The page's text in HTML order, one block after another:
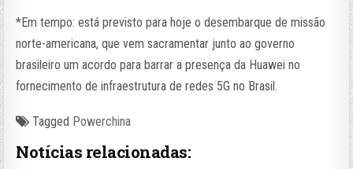
*Em tempo: está previsto para hoje o desembarque de missão
norte-americana, que vem sacramentar junto ao governo
brasileiro um acordo para barrar a presença da Huawei no
fornecimento de infraestrutura de redes 5G no Brasil.
Tagged Powerchina
Notícias relacionadas: